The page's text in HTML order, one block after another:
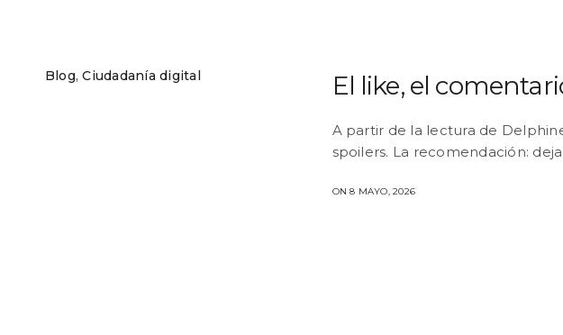
Blog,Ciudadanía digital El like, el
A partir de la lectura de
spoilers. La recomendación:
ON 8 MAYO, 2026